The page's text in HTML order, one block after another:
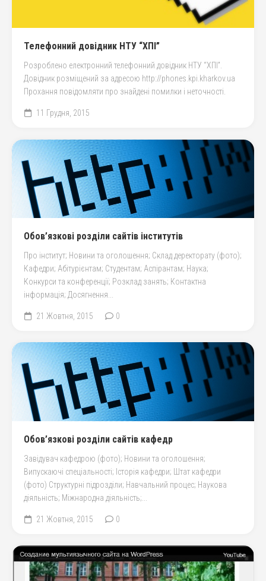
Телефонний довідник НТУ “ХПІ”
Розроблено електронний телефонний довідник НТУ “ХПІ”.
Довідник розміщений за адресою http://phones.kpi.kharkov.ua
Прохання повідомляти про знайдені помилки і неточності.
11 Грудня, 2015
Обов’язкові розділи сайтів інститутів
Про інститут; Новини та оголошення; Склад деректорату (фото);
Кафедри; Абітурієнтам; Студентам; Аспірантам; Наука;
Конкурси та конференції; Розклад занять; Контактна
інформація; Досягнення...
21 Жовтня, 2015 0
Обов’язкові розділи сайтів кафедр
Завідувач кафедрою (фото); Новини та оголошення;
Випускаючі спеціальності; Історія кафедри; Штат кафедри
(фото) Структурні підрозділи; Навчальний процес; Наукова
діяльність; Міжнародна діяльність;...
21 Жовтня, 2015 0